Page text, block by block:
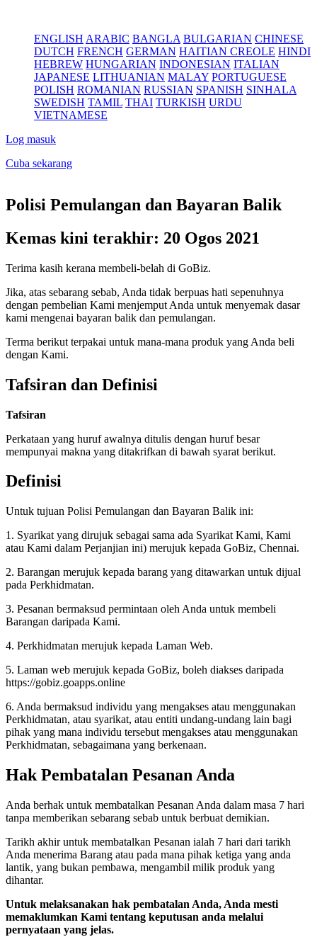
ENGLISH ARABIC BANGLA BULGARIAN CHINESE
DUTCH FRENCH GERMAN HAITIAN CREOLE HINDI
HEBREW HUNGARIAN INDONESIAN ITALIAN
JAPANESE LITHUANIAN MALAY PORTUGUESE
POLISH ROMANIAN RUSSIAN SPANISH SINHALA
SWEDISH TAMIL THAI TURKISH URDU
VIETNAMESE
Log masuk
Cuba sekarang
Polisi Pemulangan dan Bayaran Balik
Kemas kini terakhir: 20 Ogos 2021
Terima kasih kerana membeli-belah di GoBiz.
Jika, atas sebarang sebab, Anda tidak berpuas hati sepenuhnya
dengan pembelian Kami menjemput Anda untuk menyemak dasar
kami mengenai bayaran balik dan pemulangan.
Terma berikut terpakai untuk mana-mana produk yang Anda beli
dengan Kami.
Tafsiran dan Definisi
Tafsiran
Perkataan yang huruf awalnya ditulis dengan huruf besar
mempunyai makna yang ditakrifkan di bawah syarat berikut.
Definisi
Untuk tujuan Polisi Pemulangan dan Bayaran Balik ini:
1. Syarikat yang dirujuk sebagai sama ada Syarikat Kami, Kami
atau Kami dalam Perjanjian ini) merujuk kepada GoBiz, Chennai.
2. Barangan merujuk kepada barang yang ditawarkan untuk dijual
pada Perkhidmatan.
3. Pesanan bermaksud permintaan oleh Anda untuk membeli
Barangan daripada Kami.
4. Perkhidmatan merujuk kepada Laman Web.
5. Laman web merujuk kepada GoBiz, boleh diakses daripada
https://gobiz.goapps.online
6. Anda bermaksud individu yang mengakses atau menggunakan
Perkhidmatan, atau syarikat, atau entiti undang-undang lain bagi
pihak yang mana individu tersebut mengakses atau menggunakan
Perkhidmatan, sebagaimana yang berkenaan.
Hak Pembatalan Pesanan Anda
Anda berhak untuk membatalkan Pesanan Anda dalam masa 7 hari
tanpa memberikan sebarang sebab untuk berbuat demikian.
Tarikh akhir untuk membatalkan Pesanan ialah 7 hari dari tarikh
Anda menerima Barang atau pada mana pihak ketiga yang anda
lantik, yang bukan pembawa, mengambil milik produk yang
dihantar.
Untuk melaksanakan hak pembatalan Anda, Anda mesti
memaklumkan Kami tentang keputusan anda melalui
pernyataan yang jelas.